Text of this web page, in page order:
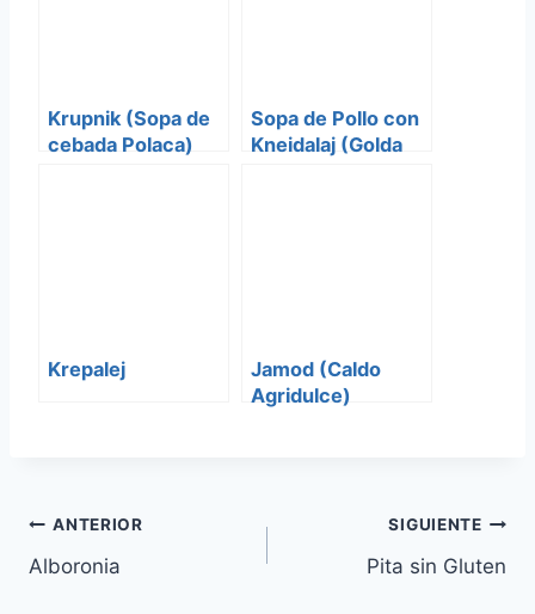
Krupnik (Sopa de
cebada Polaca)
Sopa de Pollo con
Kneidalaj (Golda
Krepalej
Jamod (Caldo
Agridulce)
Navegación
de
ANTERIOR
Alboronia
SIGUIENTE
Pita sin Gluten